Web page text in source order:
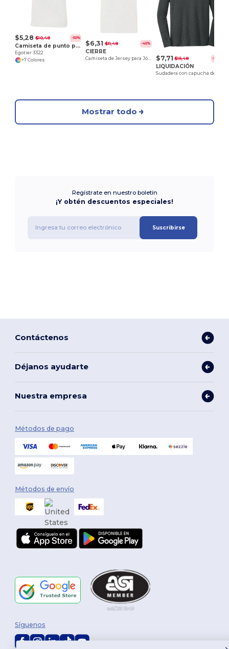
$5,28 $10,48 -50%
Camiseta de punto para bebé
Egotier 3322
+7 Colores
$6,31 $11,48 -45%
CIERRE
$7,71 $15,48 -50%
LIQUIDACIÓN
Mostrar todo
Regístrate en nuestro boletín
¡Y obtén descuentos especiales!
Suscribirse
Contáctenos
Déjanos ayudarte
Nuestra empresa
Métodos de pago
Métodos de envío
Síguenos